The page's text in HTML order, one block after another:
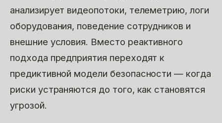
анализирует видеопотоки, телеметрию, логи
оборудования, поведение сотрудников и
внешние условия. Вместо реактивного
подхода предприятия переходят к
предиктивной модели безопасности — когда
риски устраняются до того, как становятся
угрозой.